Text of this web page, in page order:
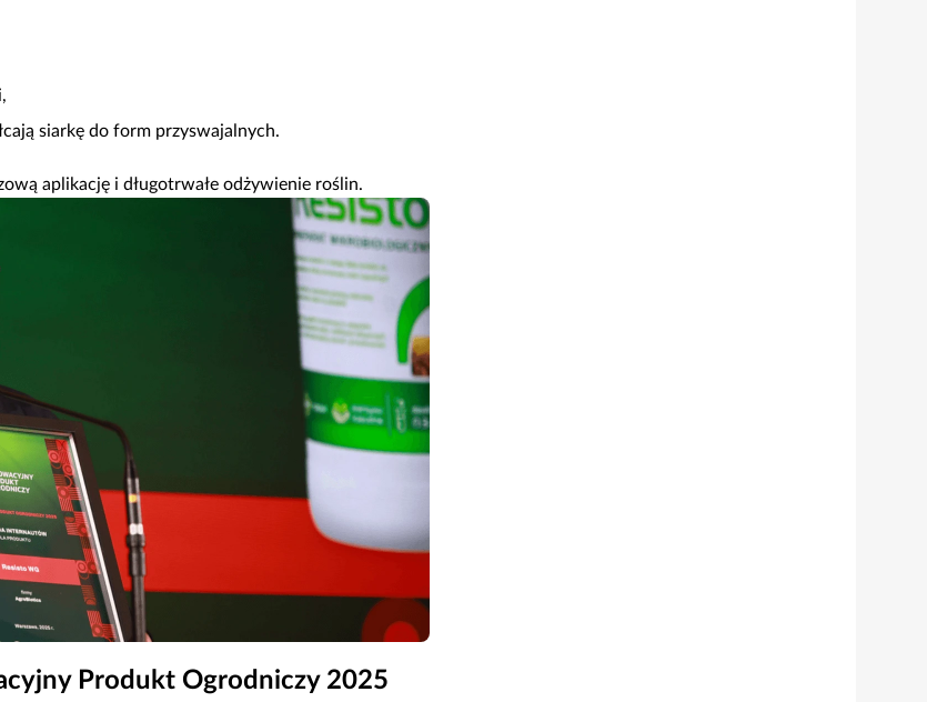
siarkę do form przyswajalnych.
aplikację i długotrwałe odżywienie roślin.
Produkt Ogrodniczy 2025